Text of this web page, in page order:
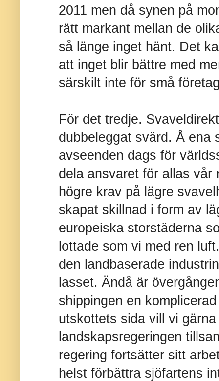
2011 men då synen på
rätt markant mellan de
så länge inget hänt. Det
att inget blir bättre med
särskilt inte för små
För det tredje.
dubbeleggat svärd. Å ena
avseenden dags för
dela ansvaret för allas vår
högre krav på lägre
skapat skillnad i form av
europeiska storstäderna
lottade som vi med ren
den landbaserade
lasset. Ändå är
shippingen en
utskottets sida vill vi
landskapsregeringen
regering fortsätter sitt
helst förbättra sjöfartens